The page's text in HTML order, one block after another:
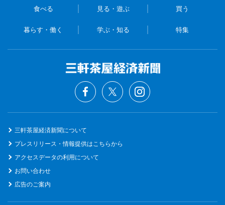
食べる 見る・遊ぶ 買う
暮らす・働く 学ぶ・知る 特集
三軒茶屋経済新聞について
プレスリリース・情報提供はこちらから
アクセスデータの利用について
お問い合わせ
広告のご案内